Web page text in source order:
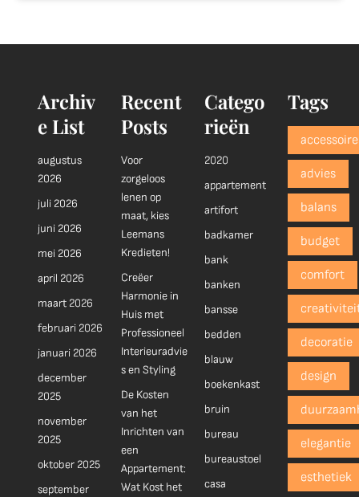
Archiv
e List
augustus
2026
juli 2026
juni 2026
mei 2026
april 2026
maart 2026
februari 2026
januari 2026
december
2025
november
2025
oktober 2025
september
Recent
Posts
Voor
zorgeloos
lenen op
maat, kies
Leemans
Kredieten!
Creëer
Harmonie in
Huis met
Professioneel
Interieuradvie
s en Styling
De Kosten
van het
Inrichten van
een
Appartement:
Wat Kost het
Catego
rieën
2020
appartement
artifort
badkamer
bank
banken
bansse
bedden
blauw
boekenkast
bruin
bureau
bureaustoel
casa
Tags
advies
balans
budget
comfort
decoratie
design
elegantie
esthetiek